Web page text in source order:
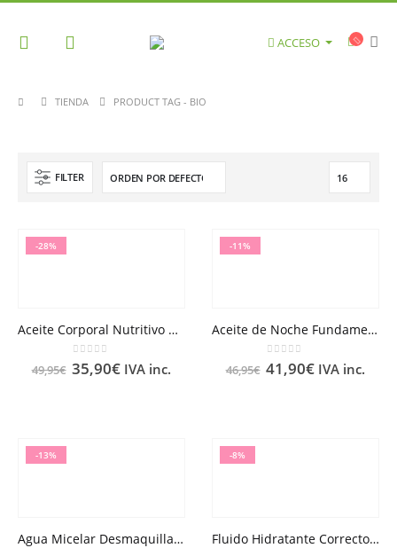
ACCESO
TIENDA PRODUCT TAG - BIO
FILTER
-28%
Aceite Corporal Nutritivo Regenerante Nuxe Bio
0out of 5
49,95€ 35,90€ IVA inc.
-11%
Aceite de Noche Fundamental Nutri-Regenerante Nuxe Bio
0out of 5
46,95€ 41,90€ IVA inc.
-13%
Agua Micelar Desmaquillante Nuxe Bio
-8%
Fluido Hidratante Corrector de Piel Nuxe Bio